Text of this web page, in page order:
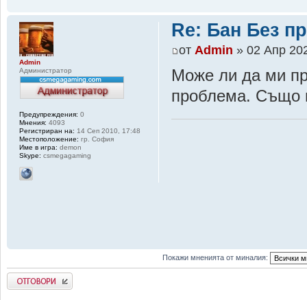
Re: Бан Без
отAdmin » 02 Апр
Може ли да ми
проблема. Също
Admin
Администратор
Предупреждения: 0
Мнения: 4093
Регистриран на: 14 Сеп 2010, 17:48
Местоположение: гр. София
Име в игра: demon
Skype: csmegagaming
Покажи мненията от миналия:
Добави отговор